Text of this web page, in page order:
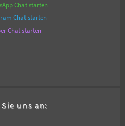
Chat starten
Chat starten
Chat starten
uns an: